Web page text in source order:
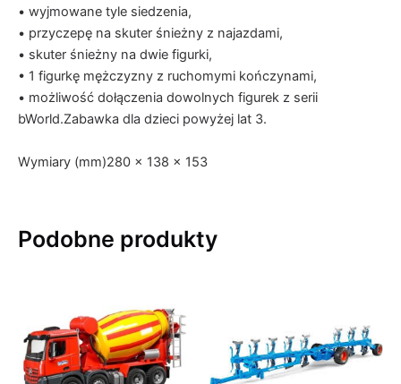
• wyjmowane tyle siedzenia,
• przyczepę na skuter śnieżny z najazdami,
• skuter śnieżny na dwie figurki,
• 1 figurkę mężczyzny z ruchomymi kończynami,
• możliwość dołączenia dowolnych figurek z serii
bWorld.Zabawka dla dzieci powyżej lat 3.
Wymiary (mm)280 x 138 x 153
Podobne produkty